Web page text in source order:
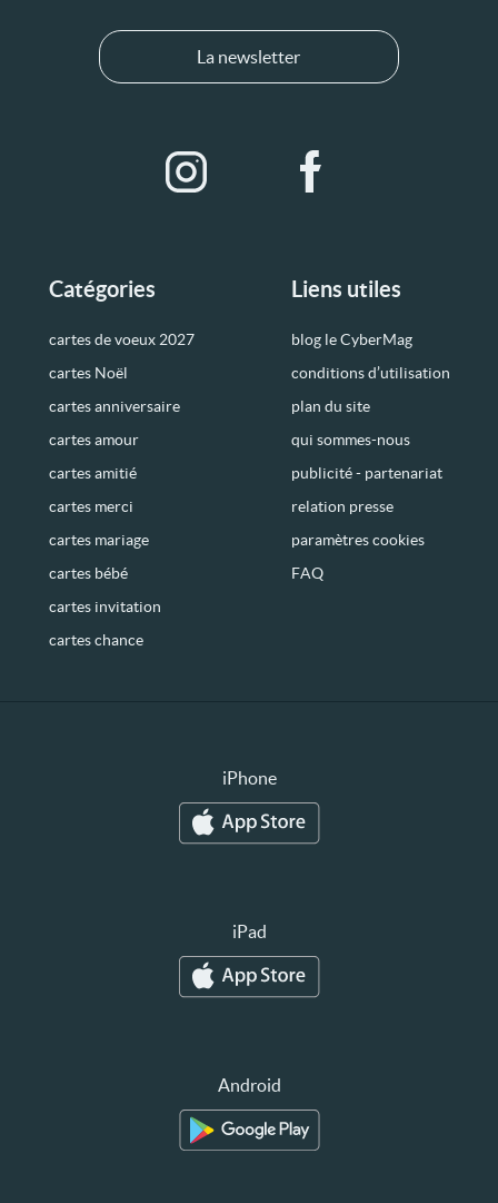
Catégories
cartes de voeux 2027
cartes Noël
cartes anniversaire
cartes amour
cartes amitié
cartes merci
cartes mariage
cartes bébé
cartes invitation
cartes chance
Liens utiles
blog le CyberMag
conditions d’utilisation
plan du site
qui sommes-nous
publicité - partenariat
relation presse
paramètres cookies
FAQ
La newsletter
iPhone
iPad
Android